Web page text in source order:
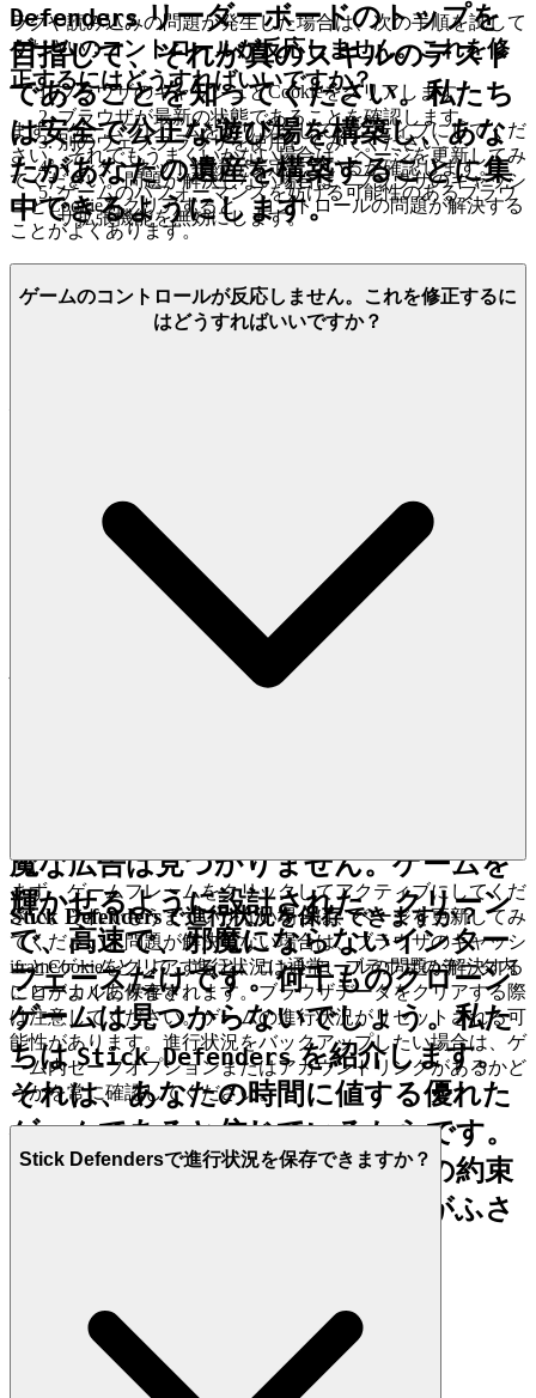
Defendersリーダーボードのトップを
目指して、それが真のスキルのテスト
であることを知ってください。私たち
は安全で公正な遊び場を構築し、あな
たがあなたの遺産を構築することに集
中できるようにします。
4. プレイヤーへの敬意：厳選され
た、品質優先の世界
凡さに浪費されるべきではありませ
ん。私たちのプラットフォームは、厳
選された空間であり、量より質を証明
するものです。私たちは各ゲームを細
心の注意を払って選び抜き、エンター
魔な広告は見つかりません。ゲームを
輝かせるように設計された、クリーン
で、高速で、邪魔にならないインター
フェースだけです。何千ものクローン
ゲームは見つからないでしょう。私た
ちはStick Defendersを紹介します。
それは、あなたの時間に値する優れた
ゲームであると信じているからです。
それが私たちのキュレーションの約束
です：ノイズを減らし、あなたがふさ
ラグや読み込みの問題が発生した場合は、次の手順を試して
ください：
ブラウザのキャッシュとCookieをクリアします。
ブラウザが最新の状態であることを確認します。
別のウェブブラウザを使用してみてください。
インターネット接続が安定しているか確認します。
ゲームのパフォーマンスを妨げる可能性のあるブラウ
ザ拡張機能を無効にします。
ゲームのコントロールが反応しません。これを修
正するにはどうすればいいですか？
まず、ゲームフレームをクリックしてアクティブにしてくだ
さい。それでもうまくいかない場合は、ページを更新してみ
てください。問題が解決しない場合は、ブラウザのキャッシ
ュとCookieをクリアすると、コントロールの問題が解決する
ことがよくあります。
ゲームのコントロールが反応しません。これを修正するに
はどうすればいいですか？
まず、ゲームフレームをクリックしてアクティブにしてくだ
さい。それでもうまくいかない場合は、ページを更新してみ
てください。問題が解決しない場合は、ブラウザのキャッシ
ュとCookieをクリアすると、コントロールの問題が解決する
ことがよくあります。
Stick Defendersで進行状況を保存できますか？
iframeゲームとして、進行状況は通常、ブラウザのデータ内
にローカルに保存されます。ブラウザデータをクリアする際
は注意してください。ゲームの進行状況がリセットされる可
能性があります。進行状況をバックアップしたい場合は、ゲ
ーム内セーブオプションまたはアカウントリンクがあるかど
うかを常に確認してください。
Stick Defendersで進行状況を保存できますか？